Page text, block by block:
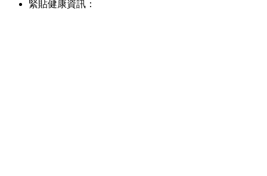
緊貼健康資訊：